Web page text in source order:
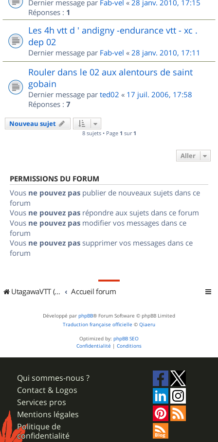
Dernier message par Fab-vel « 28 janv. 2010, 17:15
Réponses : 1
Les 4h vtt d ' andigny -endurance vtt - xc .
dep 02
Dernier message par Fab-vel « 28 janv. 2010, 17:11
Rouler dans le 02 aux alentours de saint
gobain
Dernier message par ted02 « 17 juil. 2006, 17:58
Réponses : 7
Nouveau sujet
8 sujets • Page 1 sur 1
Aller
PERMISSIONS DU FORUM
Vous ne pouvez pas publier de nouveaux sujets dans ce
forum
Vous ne pouvez pas répondre aux sujets dans ce forum
Vous ne pouvez pas modifier vos messages dans ce
forum
Vous ne pouvez pas supprimer vos messages dans ce
forum
UtagawaVTT (Randos VTT et VTTAE avec traces GPS) Accueil forum
Développé par phpBB® Forum Software © phpBB Limited
Traduction française officielle © Qiaeru
Optimized by: phpBB SEO
Confidentialité | Conditions
Qui sommes-nous ?
Contact & Logos
Services pros
Mentions légales
Politique de
confidentialité